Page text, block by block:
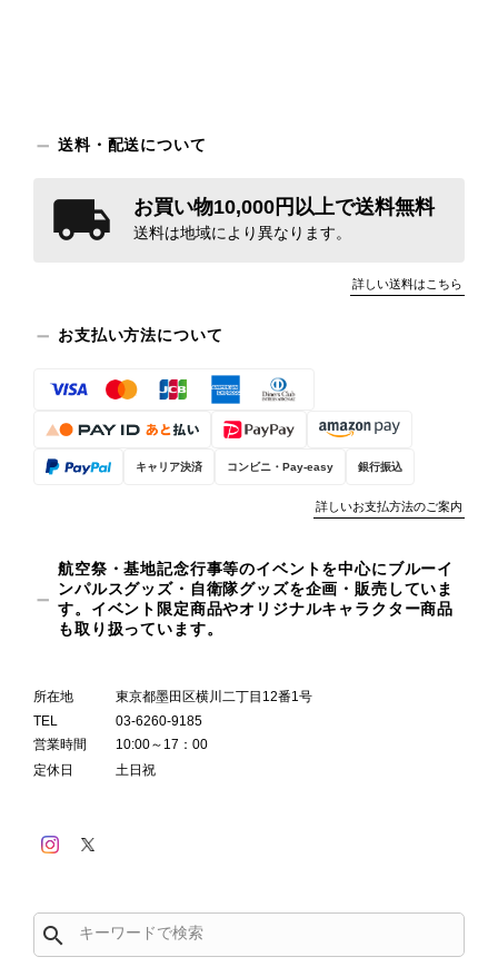
送料・配送について
お買い物10,000円以上で送料無料
送料は地域により異なります。
詳しい送料はこちら
お支払い方法について
キャリア決済 コンビニ・Pay-easy 銀行振込
詳しいお支払方法のご案内
航空祭・基地記念行事等のイベントを中心にブルーイ
ンパルスグッズ・自衛隊グッズを企画・販売していま
す。イベント限定商品やオリジナルキャラクター商品
も取り扱っています。
所在地
東京都墨田区横川二丁目12番1号
TEL
03-6260-9185
営業時間
10:00～17：00
定休日
土日祝
search